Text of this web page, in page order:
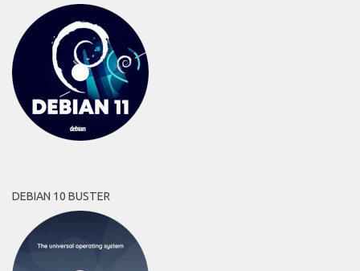
DEBIAN 10 BUSTER